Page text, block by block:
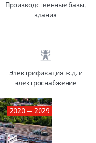
Производственные базы,
здания
Электрификация ж.д. и
электроснабжение
2020 — 2029